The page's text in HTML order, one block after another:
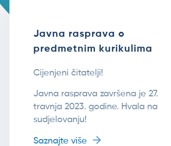
Javna rasprava o
predmetnim kurikulima
Cijenjeni čitatelji!
Javna rasprava završena je 27.
travnja 2023. godine. Hvala na
sudjelovanju!
Saznajte više